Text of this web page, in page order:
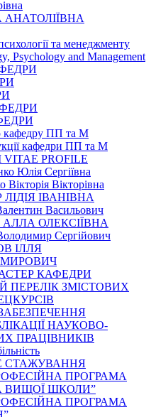
АНАТОЛІЇВНА
та менеджменту
Psychology and Management
кафедру ПП та М
кафедри ПП та М
PROFILE
Юлія Сергіївна
Вікторія Вікторівна
ІВАНІВНА
Васильович
ОЛЕКСІЇВНА
Сергійович
ІЛЛЯ
КАФЕДРИ
ПЕРЕЛІК ЗМІСТОВИХ
НАУКОВО-
ПРАЦІВНИКІВ
СТАЖУВАННЯ
ПРОГРАМА
ВИЩОЇ ШКОЛИ”
ПРОГРАМА